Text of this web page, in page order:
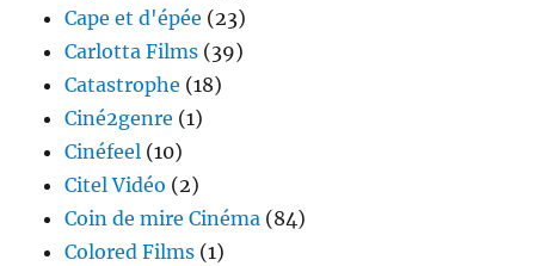
Cape et d'épée (23)
Carlotta Films (39)
Catastrophe (18)
Ciné2genre (1)
Cinéfeel (10)
Citel Vidéo (2)
Coin de mire Cinéma (84)
Colored Films (1)